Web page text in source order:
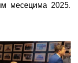
месецима 2025.